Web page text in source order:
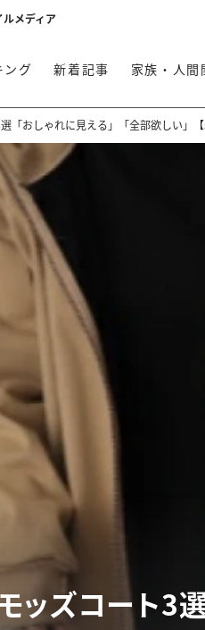
ルメディア
ング 新着記事 家族・人間
「おしゃれに見える」「全部欲しい」【
ズコート3選